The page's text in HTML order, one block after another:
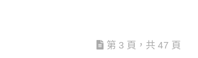
第 3 頁，共 47 頁